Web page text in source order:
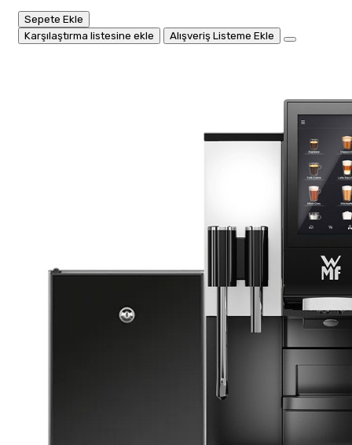
Sepete Ekle
Karşılaştırma listesine ekle
Alışveriş Listeme Ekle